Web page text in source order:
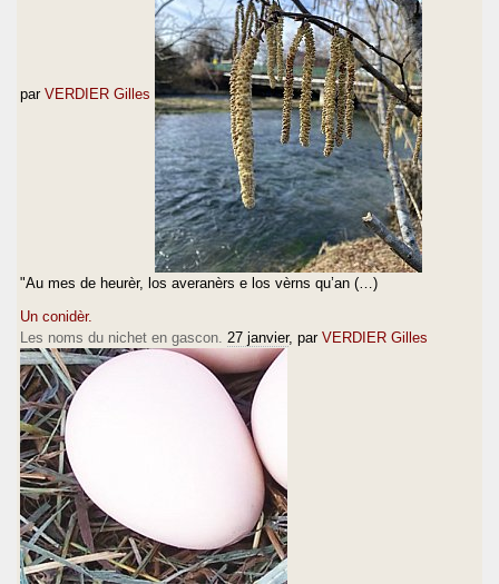
par VERDIER Gilles
"Au mes de heurèr, los averanèrs e los vèrns qu’an (…)
Un conidèr.
Les noms du nichet en gascon. 27 janvier, par VERDIER Gilles